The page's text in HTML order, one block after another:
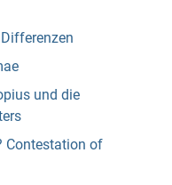
und die
Contestation of